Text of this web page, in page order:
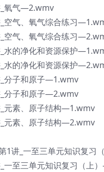
_氧气—2.wmv
_空气、氧气综合练习
_空气、氧气综合练习
_水的净化和资源保护
_水的净化和资源保护
_分子和原子—1.wmv
_分子和原子—2.wmv
_元素、原子结构—1.wmv
_元素、原子结构—2.wmv
1讲_一至三单元知识复
_一至三单元知识复习（上